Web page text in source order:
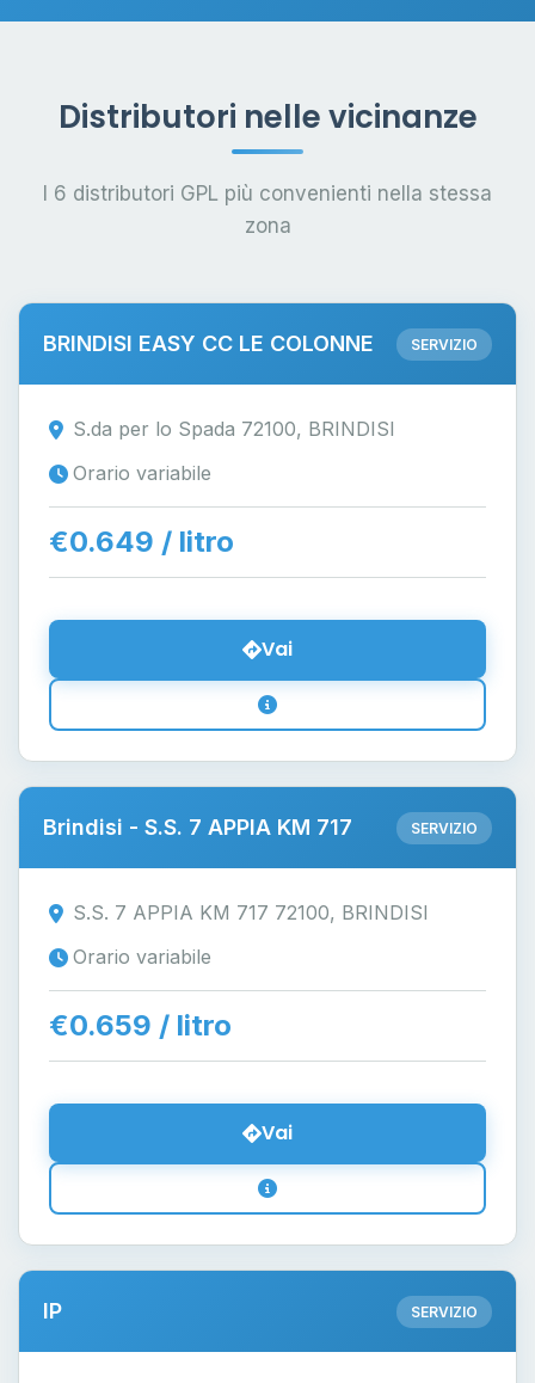
Distributori nelle vicinanze
I 6 distributori GPL più convenienti nella stessa
zona
BRINDISI EASY CC LE COLONNE SERVIZIO
S.da per lo Spada 72100, BRINDISI
Orario variabile
€0.649 / litro
Vai
Brindisi - S.S. 7 APPIA KM 717 SERVIZIO
S.S. 7 APPIA KM 717 72100, BRINDISI
Orario variabile
€0.659 / litro
Vai
IP SERVIZIO